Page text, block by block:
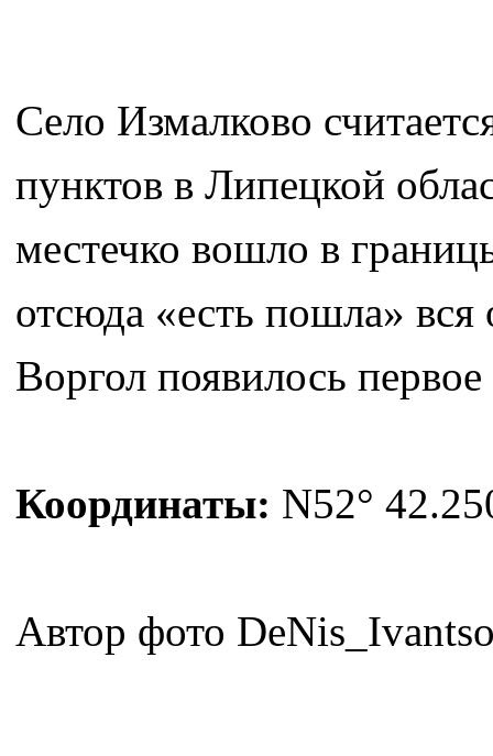
Село Измалково
пунктов в Липецкой
местечко вошло в
отсюда «есть пошла» вся
Воргол появилось
Координаты: N52°
Автор фото